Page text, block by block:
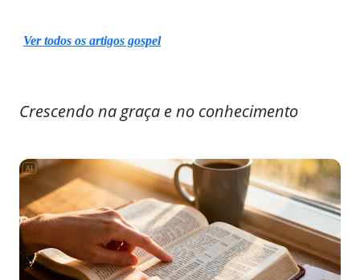
Ver todos os artigos gospel
Crescendo na graça e no conhecimento